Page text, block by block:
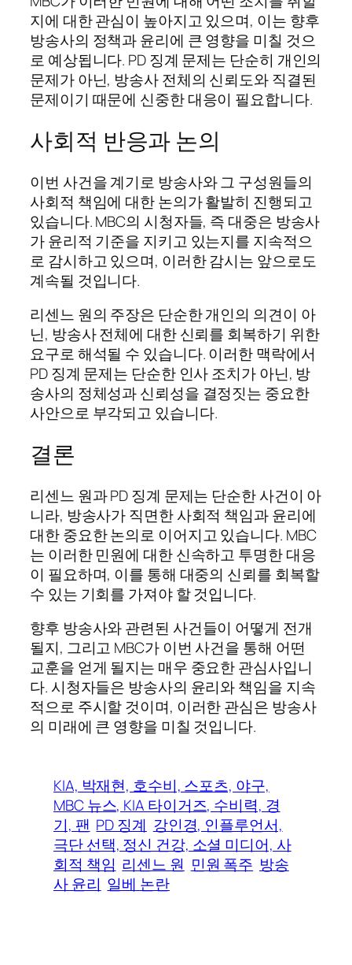
지에 대한 관심이 높아지고 있으며, 이는 향후
방송사의 정책과 윤리에 큰 영향을 미칠 것으
로 예상됩니다. PD 징계 문제는 단순히 개인의
문제가 아닌, 방송사 전체의 신뢰도와 직결된
문제이기 때문에 신중한 대응이 필요합니다.
사회적 반응과 논의
이번 사건을 계기로 방송사와 그 구성원들의
사회적 책임에 대한 논의가 활발히 진행되고
있습니다. MBC의 시청자들, 즉 대중은 방송사
가 윤리적 기준을 지키고 있는지를 지속적으
로 감시하고 있으며, 이러한 감시는 앞으로도
계속될 것입니다.
리센느 원의 주장은 단순한 개인의 의견이 아
닌, 방송사 전체에 대한 신뢰를 회복하기 위한
요구로 해석될 수 있습니다. 이러한 맥락에서
PD 징계 문제는 단순한 인사 조치가 아닌, 방
송사의 정체성과 신뢰성을 결정짓는 중요한
사안으로 부각되고 있습니다.
결론
리센느 원과 PD 징계 문제는 단순한 사건이 아
니라, 방송사가 직면한 사회적 책임과 윤리에
대한 중요한 논의로 이어지고 있습니다. MBC
는 이러한 민원에 대한 신속하고 투명한 대응
이 필요하며, 이를 통해 대중의 신뢰를 회복할
수 있는 기회를 가져야 할 것입니다.
향후 방송사와 관련된 사건들이 어떻게 전개
될지, 그리고 MBC가 이번 사건을 통해 어떤
교훈을 얻게 될지는 매우 중요한 관심사입니
다. 시청자들은 방송사의 윤리와 책임을 지속
적으로 주시할 것이며, 이러한 관심은 방송사
의 미래에 큰 영향을 미칠 것입니다.
KIA, 박재현, 호수비, 스포츠, 야구,
MBC 뉴스, KIA 타이거즈, 수비력, 경
기, 팬 PD 징계 강인경, 인플루언서,
극단 선택, 정신 건강, 소셜 미디어, 사
회적 책임 리센느 원 민원 폭주 방송
사 윤리 일베 논란